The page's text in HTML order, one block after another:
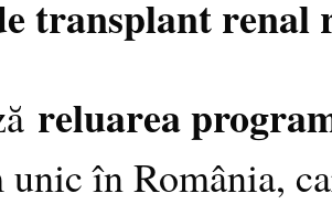
transplant renal
reluarea
în România,